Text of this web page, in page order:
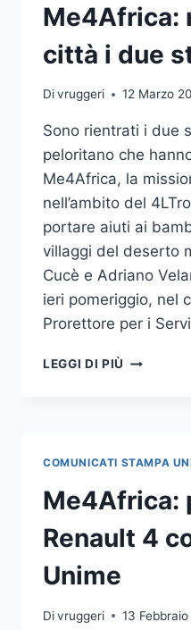
Me4Africa:
città i due
Divruggeri 12 Marzo
Sono rientrati i due
peloritano che
Me4Africa, la
nell’ambito del
portare aiuti ai
villaggi del deserto
Cucè e Adriano
ieri pomeriggio, nel
Prorettore per i
LEGGI DI PIÙ
COMUNICATI STAMPA
Me4Africa:
Renault 4
Unime
Divruggeri 13